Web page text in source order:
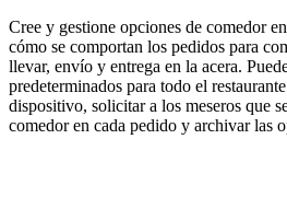
Cree y gestione opciones de comedor
cómo se comportan los pedidos para
llevar, envío y entrega en la acera.
predeterminados para todo el
dispositivo, solicitar a los meseros que
comedor en cada pedido y archivar las